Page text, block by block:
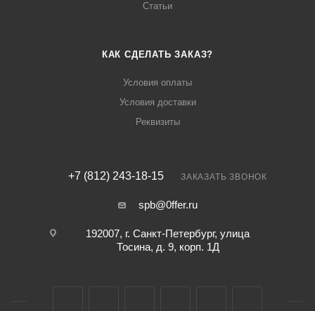
Статьи
КАК СДЕЛАТЬ ЗАКАЗ?
Условия оплаты
Условия доставки
Реквизиты
+7 (812) 243-18-15 ЗАКАЗАТЬ ЗВОНОК
spb@0ffer.ru
192007, г. Санкт-Петербург, улица
Тосина, д. 9, корп. 1Д